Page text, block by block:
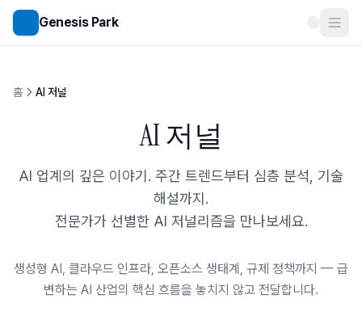
메인 콘텐츠로 건너뛰기
Genesis Park
홈 AI 저널
AI 저널
AI 업계의 깊은 이야기. 주간 트렌드부터 심층 분석, 기술
해설까지.
전문가가 선별한 AI 저널리즘을 만나보세요.
생성형 AI, 클라우드 인프라, 오픈소스 생태계, 규제 정책까지 — 급
변하는 AI 산업의 핵심 흐름을 놓치지 않고 전달합니다.